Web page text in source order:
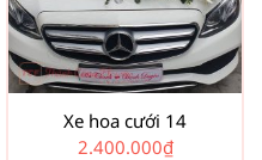
Xe hoa cưới 14
2.400.000₫